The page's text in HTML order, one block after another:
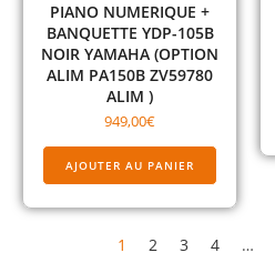
PIANO NUMERIQUE +
BANQUETTE YDP-105B
NOIR YAMAHA (OPTION
ALIM PA150B ZV59780
ALIM )
949,00€
AJOUTER AU PANIER
1 2 3 4 …